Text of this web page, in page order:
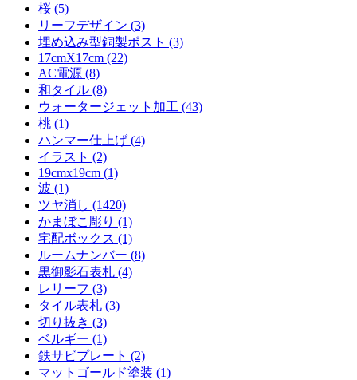
桜 (5)
リーフデザイン (3)
埋め込み型銅製ポスト (3)
17cmX17cm (22)
AC電源 (8)
和タイル (8)
ウォータージェット加工 (43)
桃 (1)
ハンマー仕上げ (4)
イラスト (2)
19cmx19cm (1)
波 (1)
ツヤ消し (1420)
かまぼこ彫り (1)
宅配ボックス (1)
ルームナンバー (8)
黒御影石表札 (4)
レリーフ (3)
タイル表札 (3)
切り抜き (3)
ベルギー (1)
鉄サビプレート (2)
マットゴールド塗装 (1)